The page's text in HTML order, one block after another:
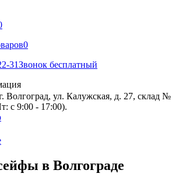
0
31Звонок бесплатный
Волгоград, ул. Калужская, д. 27, склад №
9:00 - 17:00).
в Волгограде